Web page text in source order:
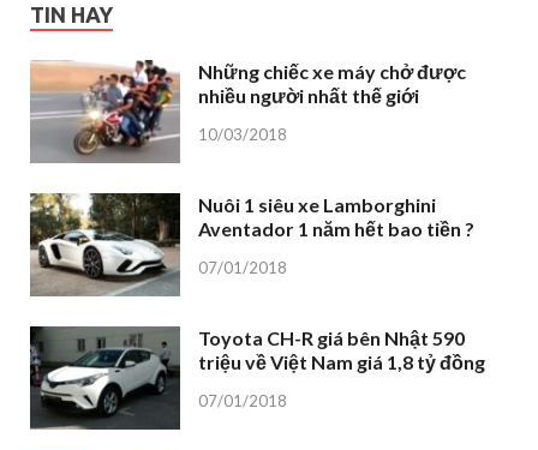
TIN HAY
Những chiếc xe máy chở được
nhiều người nhất thế giới
10/03/2018
Nuôi 1 siêu xe Lamborghini
Aventador 1 năm hết bao tiền ?
07/01/2018
Toyota CH-R giá bên Nhật 590
triệu về Việt Nam giá 1,8 tỷ đồng
07/01/2018